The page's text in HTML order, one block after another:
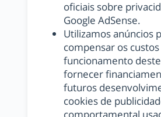
oficiais sobre
Google AdSense.
Utilizamos anúncios
compensar os
funcionamento
fornecer
futuros
cookies de